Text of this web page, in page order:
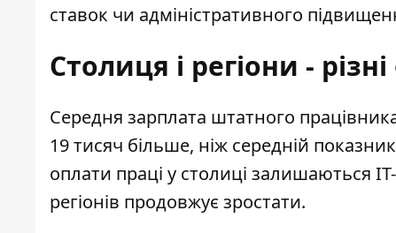
ставок чи адміністративного
Столиця і регіони -
Середня зарплата штатного
19 тисяч більше, ніж середній
оплати праці у столиці залишаються
регіонів продовжує зростати.